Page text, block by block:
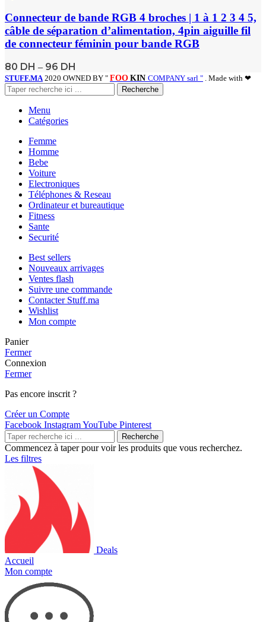
Connecteur de bande RGB 4 broches | 1 à 1 2 3 4 5,
câble de séparation d’alimentation, 4pin aiguille fil
de connecteur féminin pour bande RGB
80 DH – 96 DH
STUFF.MA 2020 OWNED BY " FOO KIN COMPANY sarl " . Made with ❤
Recherche
Menu
Catégories
Femme
Homme
Bebe
Voiture
Electroniques
Téléphones & Reseau
Ordinateur et bureautique
Fitness
Sante
Securité
Best sellers
Nouveaux arrivages
Ventes flash
Suivre une commande
Contacter Stuff.ma
Wishlist
Mon compte
Panier
Fermer
Connexion
Fermer
Pas encore inscrit ?
Créer un Compte
Facebook InstagramYouTube Pinterest
Recherche
Commencez à taper pour voir les produits que vous recherchez.
Les filtres
Deals
Accueil
Mon compte